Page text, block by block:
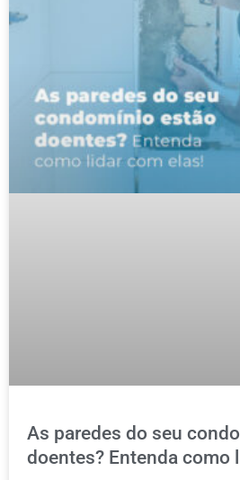
As paredes do seu
doentes? Entenda como